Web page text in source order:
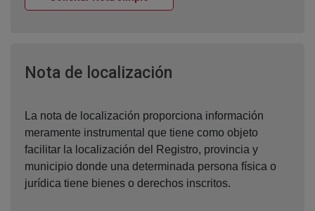
Nota de localización
La nota de localización proporciona información
meramente instrumental que tiene como objeto
facilitar la localización del Registro, provincia y
municipio donde una determinada persona física o
jurídica tiene bienes o derechos inscritos.